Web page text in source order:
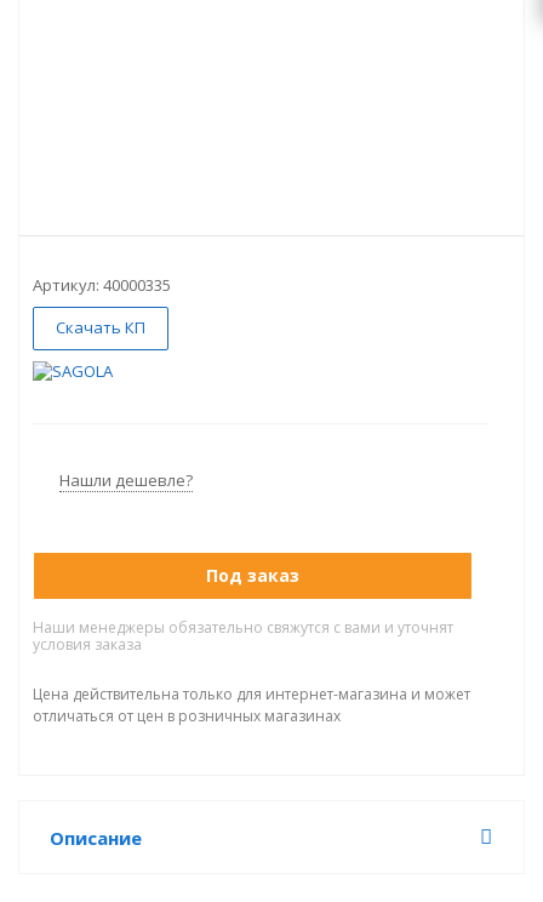
Артикул: 40000335
Скачать КП
Нашли дешевле?
Под заказ
Наши менеджеры обязательно свяжутся с вами и уточнят
условия заказа
Цена действительна только для интернет-магазина и может
отличаться от цен в розничных магазинах
Описание